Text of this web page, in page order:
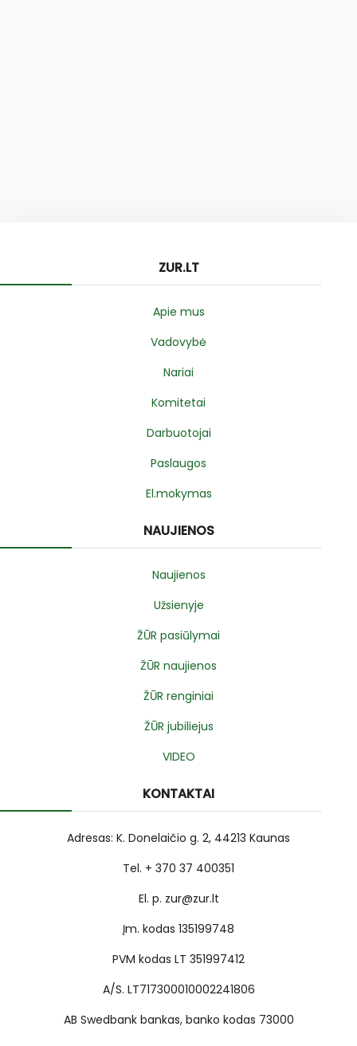
ZUR.LT
Apie mus
Vadovybė
Nariai
Komitetai
Darbuotojai
Paslaugos
El.mokymas
NAUJIENOS
Naujienos
Užsienyje
ŽŪR pasiūlymai
ŽŪR naujienos
ŽŪR renginiai
ŽŪR jubiliejus
VIDEO
KONTAKTAI
Adresas: K. Donelaičio g. 2, 44213 Kaunas
Tel. + 370 37 400351
El. p. zur@zur.lt
Įm. kodas 135199748
PVM kodas LT 351997412
A/S. LT717300010002241806
AB Swedbank bankas, banko kodas 73000